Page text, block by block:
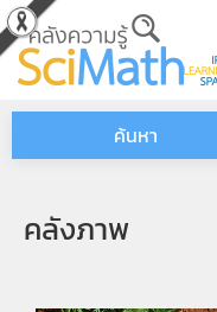
Skip to main
ค้นหา
คลังภาพ